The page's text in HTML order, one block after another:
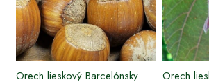
Orech lieskový Barcelónsky
Orech